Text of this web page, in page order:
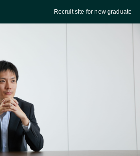
Recruit site for new graduate